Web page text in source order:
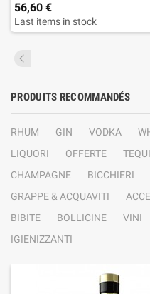
56,60 €
Last items in stock
PRODUITS RECOMMANDÉS
RHUM GIN VODKA
LIQUORI
OFFERTE
CHAMPAGNE
BICCHIERI
GRAPPE & ACQUAVITI
BIBITE
BOLLICINE VINI
IGIENIZZANTI